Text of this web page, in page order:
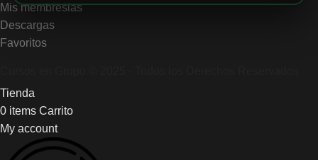
Mis membresias
Descargas
Favoritos
Tienda
0 items Carrito
My account